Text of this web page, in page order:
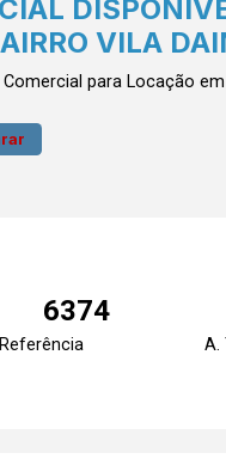
VILA
Comercial para Locação
6374
Referência A.